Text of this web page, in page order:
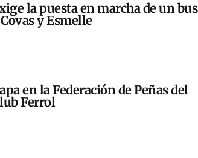
la puesta en marcha de un bus
y Esmelle
en la Federación de Peñas del
Ferrol